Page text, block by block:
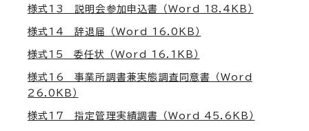
様式13 説明会参加申込書 （Word 18.4KB）
様式14 辞退届 （Word 16.0KB）
様式15 委任状 （Word 16.1KB）
様式16 事業所調書兼実態調査同意書 （Word
26.0KB）
様式17 指定管理実績調書 （Word 45.6KB）